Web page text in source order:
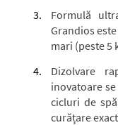
Formulă
Grandios
mari (peste 5
Dizolvare
inovatoare
cicluri de
curățare